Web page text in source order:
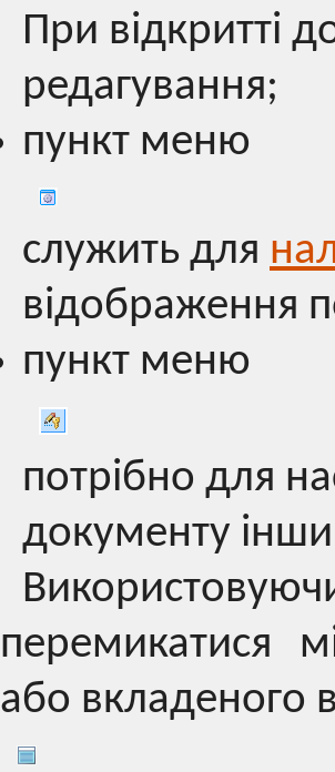
При відкритті
редагування;
пункт меню
служить для
відображення
пункт меню
потрібно для
документу
перемикатися
або вкладеного